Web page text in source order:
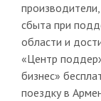
сбыта при
области и
«Центр
бизнес»
поездку в